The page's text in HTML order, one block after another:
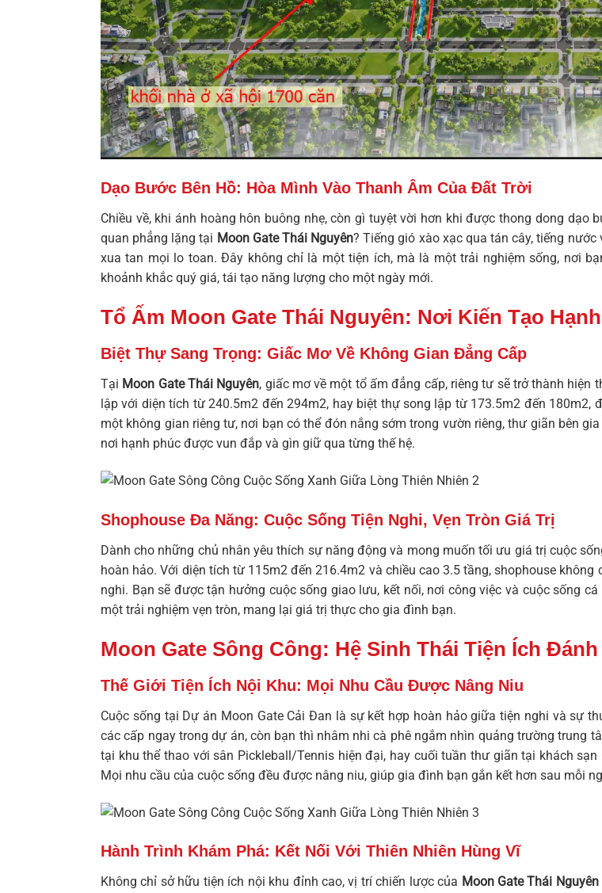
Dạo Bước Bên Hồ: Hòa Mình Vào Thanh Âm Của Đất Trời
Chiều về, khi ánh hoàng hôn buông nhẹ, còn gì tuyệt vời hơn khi được thong dong
quan phẳng lặng tại Moon Gate Thái Nguyên? Tiếng gió xào xạc qua tán cây, tiếng
xua tan mọi lo toan. Đây không chỉ là một tiện ích, mà là một trải nghiệm sống, nơi
khoảnh khắc quý giá, tái tạo năng lượng cho một ngày mới.
Tổ Ấm Moon Gate Thái Nguyên: Nơi Kiến Tạo
Biệt Thự Sang Trọng: Giấc Mơ Về Không Gian Đẳng Cấp
Tại Moon Gate Thái Nguyên, giấc mơ về một tổ ấm đẳng cấp, riêng tư sẽ trở thành
lập với diện tích từ 240.5m2 đến 294m2, hay biệt thự song lập từ 173.5m2 đến
một không gian riêng tư, nơi bạn có thể đón nắng sớm trong vườn riêng, thư giãn bên
nơi hạnh phúc được vun đắp và gìn giữ qua từng thế hệ.
Shophouse Đa Năng: Cuộc Sống Tiện Nghi, Vẹn Tròn Giá Trị
Dành cho những chủ nhân yêu thích sự năng động và mong muốn tối ưu giá trị cuộc
hoàn hảo. Với diện tích từ 115m2 đến 216.4m2 và chiều cao 3.5 tầng, shophouse
nghi. Bạn sẽ được tận hưởng cuộc sống giao lưu, kết nối, nơi công việc và cuộc sống
một trải nghiệm vẹn tròn, mang lại giá trị thực cho gia đình bạn.
Moon Gate Sông Công: Hệ Sinh Thái Tiện Ích
Thế Giới Tiện Ích Nội Khu: Mọi Nhu Cầu Được Nâng Niu
Cuộc sống tại Dự án Moon Gate Cải Đan là sự kết hợp hoàn hảo giữa tiện nghi và sự
các cấp ngay trong dự án, còn bạn thì nhâm nhi cà phê ngắm nhìn quảng trường trung
tại khu thể thao với sân Pickleball/Tennis hiện đại, hay cuối tuần thư giãn tại khách
Mọi nhu cầu của cuộc sống đều được nâng niu, giúp gia đình bạn gắn kết hơn sau mỗi
Hành Trình Khám Phá: Kết Nối Với Thiên Nhiên Hùng Vĩ
Không chỉ sở hữu tiện ích nội khu đỉnh cao, vị trí chiến lược của Moon Gate Thái Nguyên